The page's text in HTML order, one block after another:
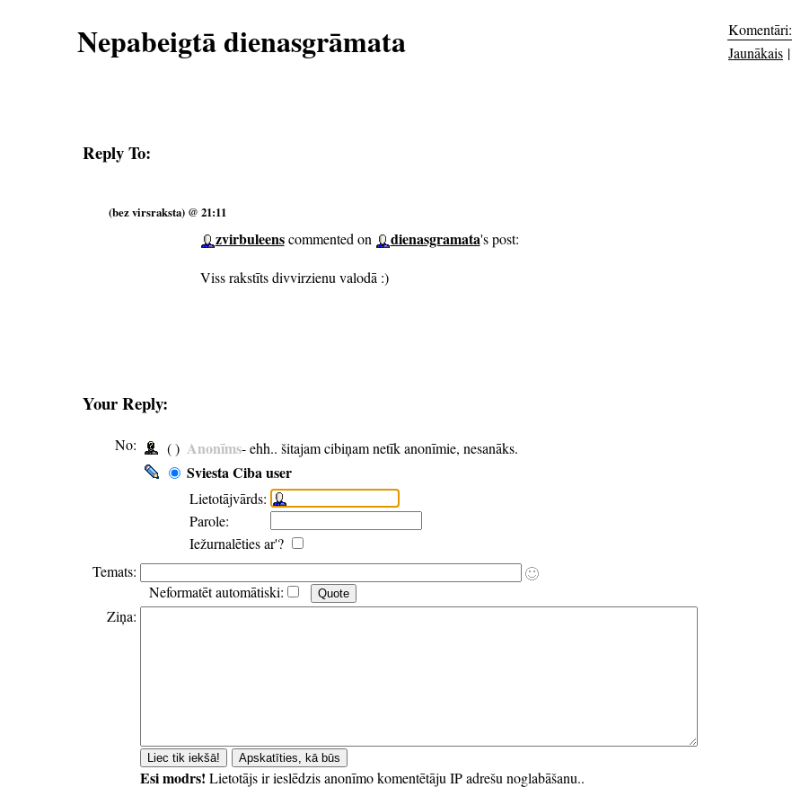
Nepabeigtā dienasgrāmata
Komentāri:
Jaunākais |
Reply To:
(bez virsraksta) @ 21:11
zvirbuleenscommented on dienasgramata's post:
Viss rakstīts divvirzienu valodā :)
Your Reply:
No: ( ) Anonīms- ehh.. šitajam cibiņam netīk anonīmie, nesanāks.
Sviesta Ciba user
Lietotājvārds:
Parole:
Iežurnalēties ar'?
Temats:
Neformatēt automātiski:
Ziņa:
Esi modrs! Lietotājs ir ieslēdzis anonīmo komentētāju IP adrešu noglabāšanu..